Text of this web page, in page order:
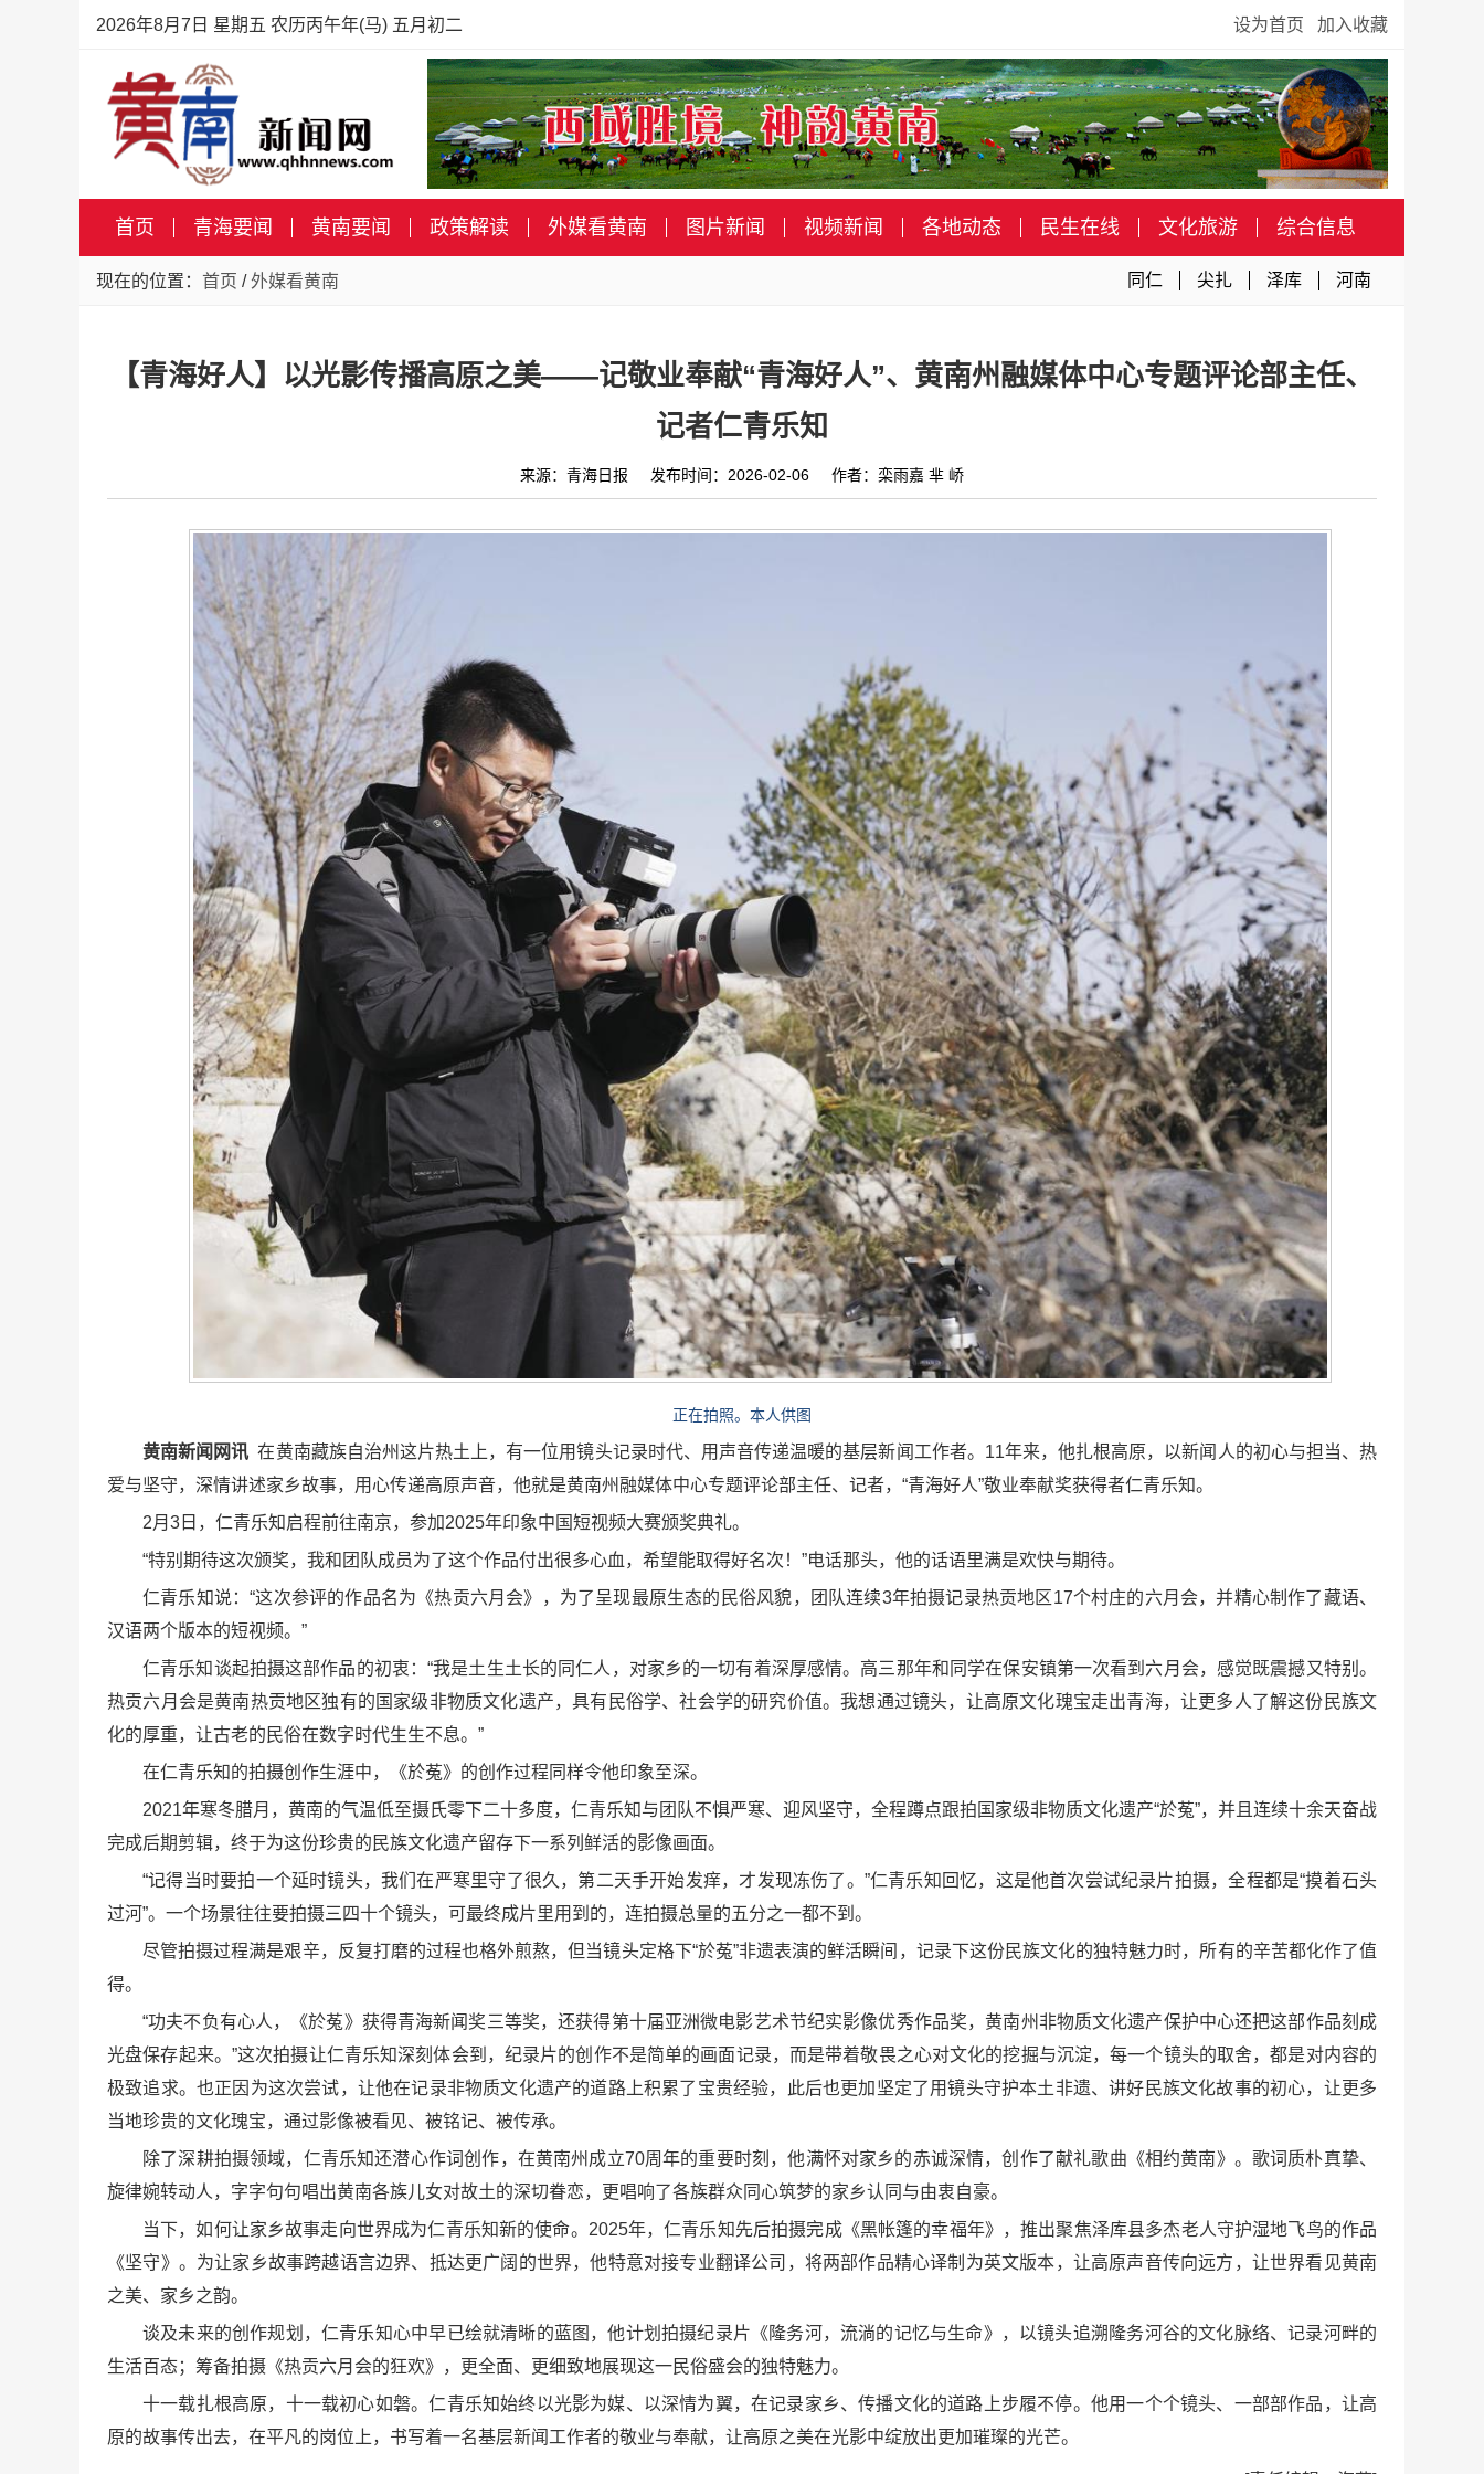
2026年8月7日 星期五 农历丙午年(马) 五月初二 设为首页 加入收藏
首页 青海要闻 黄南要闻 政策解读 外媒看黄南 图片新闻 视频新闻 各地动态 民生在线 文化旅游 综合信息
现在的位置： 首页 /外媒看黄南 同仁 尖扎 泽库 河南
【青海好人】以光影传播高原之美——记敬业奉献“青海好人”、黄南州融媒体中心专题评论部主任、
记者仁青乐知
来源：青海日报 发布时间：2026-02-06 作者：栾雨嘉 芈 峤
正在拍照。本人供图
黄南新闻网讯在黄南藏族自治州这片热土上，有一位用镜头记录时代、用声音传递温暖的基层新闻工作者。11年来，他扎根高原，以新闻人的初心与担当、热
爱与坚守，深情讲述家乡故事，用心传递高原声音，他就是黄南州融媒体中心专题评论部主任、记者，“青海好人”敬业奉献奖获得者仁青乐知。
2月3日，仁青乐知启程前往南京，参加2025年印象中国短视频大赛颁奖典礼。
“特别期待这次颁奖，我和团队成员为了这个作品付出很多心血，希望能取得好名次！”电话那头，他的话语里满是欢快与期待。
仁青乐知说：“这次参评的作品名为《热贡六月会》，为了呈现最原生态的民俗风貌，团队连续3年拍摄记录热贡地区17个村庄的六月会，并精心制作了藏语、
汉语两个版本的短视频。”
仁青乐知谈起拍摄这部作品的初衷：“我是土生土长的同仁人，对家乡的一切有着深厚感情。高三那年和同学在保安镇第一次看到六月会，感觉既震撼又特别。
热贡六月会是黄南热贡地区独有的国家级非物质文化遗产，具有民俗学、社会学的研究价值。我想通过镜头，让高原文化瑰宝走出青海，让更多人了解这份民族文
化的厚重，让古老的民俗在数字时代生生不息。”
在仁青乐知的拍摄创作生涯中，《於菟》的创作过程同样令他印象至深。
2021年寒冬腊月，黄南的气温低至摄氏零下二十多度，仁青乐知与团队不惧严寒、迎风坚守，全程蹲点跟拍国家级非物质文化遗产“於菟”，并且连续十余天奋战
完成后期剪辑，终于为这份珍贵的民族文化遗产留存下一系列鲜活的影像画面。
“记得当时要拍一个延时镜头，我们在严寒里守了很久，第二天手开始发痒，才发现冻伤了。”仁青乐知回忆，这是他首次尝试纪录片拍摄，全程都是“摸着石头
过河”。一个场景往往要拍摄三四十个镜头，可最终成片里用到的，连拍摄总量的五分之一都不到。
尽管拍摄过程满是艰辛，反复打磨的过程也格外煎熬，但当镜头定格下“於菟”非遗表演的鲜活瞬间，记录下这份民族文化的独特魅力时，所有的辛苦都化作了值
得。
“功夫不负有心人，《於菟》获得青海新闻奖三等奖，还获得第十届亚洲微电影艺术节纪实影像优秀作品奖，黄南州非物质文化遗产保护中心还把这部作品刻成
光盘保存起来。”这次拍摄让仁青乐知深刻体会到，纪录片的创作不是简单的画面记录，而是带着敬畏之心对文化的挖掘与沉淀，每一个镜头的取舍，都是对内容的
极致追求。也正因为这次尝试，让他在记录非物质文化遗产的道路上积累了宝贵经验，此后也更加坚定了用镜头守护本土非遗、讲好民族文化故事的初心，让更多
当地珍贵的文化瑰宝，通过影像被看见、被铭记、被传承。
除了深耕拍摄领域，仁青乐知还潜心作词创作，在黄南州成立70周年的重要时刻，他满怀对家乡的赤诚深情，创作了献礼歌曲《相约黄南》。歌词质朴真挚、
旋律婉转动人，字字句句唱出黄南各族儿女对故土的深切眷恋，更唱响了各族群众同心筑梦的家乡认同与由衷自豪。
当下，如何让家乡故事走向世界成为仁青乐知新的使命。2025年，仁青乐知先后拍摄完成《黑帐篷的幸福年》，推出聚焦泽库县多杰老人守护湿地飞鸟的作品
《坚守》。为让家乡故事跨越语言边界、抵达更广阔的世界，他特意对接专业翻译公司，将两部作品精心译制为英文版本，让高原声音传向远方，让世界看见黄南
之美、家乡之韵。
谈及未来的创作规划，仁青乐知心中早已绘就清晰的蓝图，他计划拍摄纪录片《隆务河，流淌的记忆与生命》，以镜头追溯隆务河谷的文化脉络、记录河畔的
生活百态；筹备拍摄《热贡六月会的狂欢》，更全面、更细致地展现这一民俗盛会的独特魅力。
十一载扎根高原，十一载初心如磐。仁青乐知始终以光影为媒、以深情为翼，在记录家乡、传播文化的道路上步履不停。他用一个个镜头、一部部作品，让高
原的故事传出去，在平凡的岗位上，书写着一名基层新闻工作者的敬业与奉献，让高原之美在光影中绽放出更加璀璨的光芒。